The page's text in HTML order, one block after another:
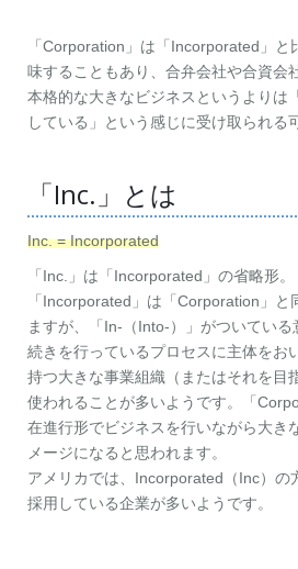
「Corporation」は「Incorporated」
味することもあり、合弁会社や合資会
本格的な大きなビジネスというよりは
している」という感じに受け取られる
「Inc.」とは
Inc. = Incorporated
「Inc.」は「Incorporated」の省略形。
「Incorporated」は「Corporation」
ますが、「In-（Into-）」がついてい
続きを行っているプロセスに主体をお
持つ大きな事業組織（またはそれを目
使われることが多いようです。「
在進行形でビジネスを行いながら大き
メージになると思われます。
アメリカでは、Incorporated（Inc）の
採用している企業が多いようです。